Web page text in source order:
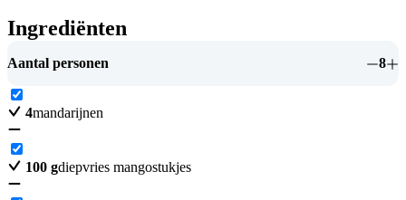
Ingrediënten
Aantal personen 8
4mandarijnen
100 gdiepvries mangostukjes